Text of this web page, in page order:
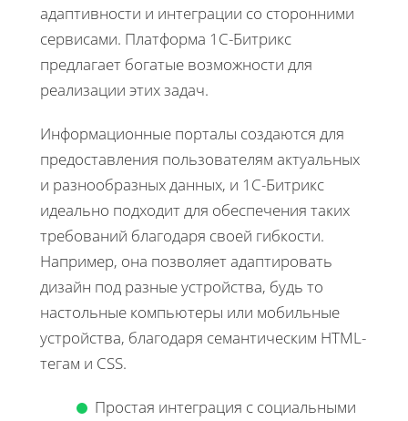
адаптивности и интеграции со сторонними
сервисами. Платформа 1С-Битрикс
предлагает богатые возможности для
реализации этих задач.
Информационные порталы создаются для
предоставления пользователям актуальных
и разнообразных данных, и 1С-Битрикс
идеально подходит для обеспечения таких
требований благодаря своей гибкости.
Например, она позволяет адаптировать
дизайн под разные устройства, будь то
настольные компьютеры или мобильные
устройства, благодаря семантическим HTML-
тегам и CSS.
Простая интеграция с социальными